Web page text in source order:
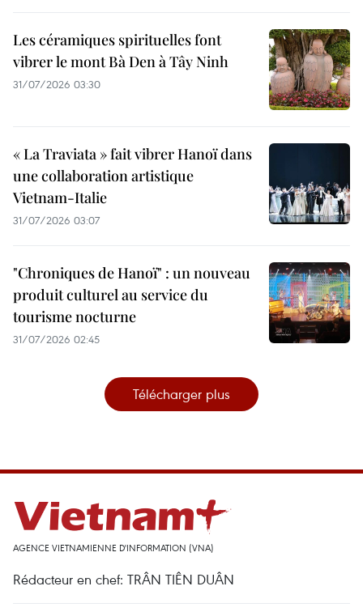
Les céramiques spirituelles font
vibrer le mont Bà Den à Tây Ninh
31/07/2026 03:30
« La Traviata » fait vibrer Hanoï dans
une collaboration artistique
Vietnam-Italie
31/07/2026 03:07
"Chroniques de Hanoï" : un nouveau
produit culturel au service du
tourisme nocturne
31/07/2026 02:45
Télécharger plus
AGENCE VIETNAMIENNE D'INFORMATION (VNA)
Rédacteur en chef: TRÂN TIÊN DUÂN